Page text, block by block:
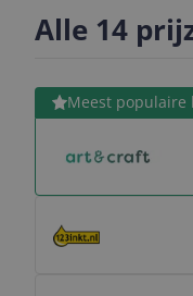
Alle 14
Meest populaire
Bekijk product